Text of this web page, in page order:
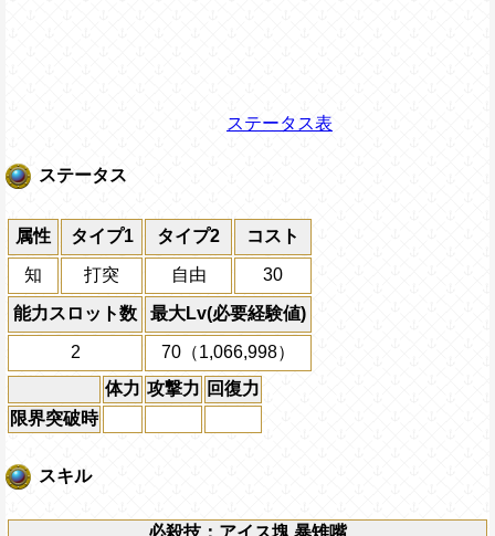
ステータス表
ステータス
属性 タイプ1 タイプ2 コスト
知 打突 自由 30
能力スロット数 最大Lv(必要経験値)
2
70（1,066,998）
体力 攻撃力 回復力
限界突破時
スキル
必殺技：アイス塊 暴雉嘴